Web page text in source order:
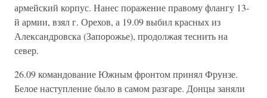
армейский корпус. Нанес поражение правому флангу 13-
й армии, взял г. Орехов, а 19.09 выбил красных из
Александровска (Запорожье), продолжая теснить на
север.
26.09 командование Южным фронтом принял Фрунзе.
Белое наступление было в самом разгаре. Донцы заняли